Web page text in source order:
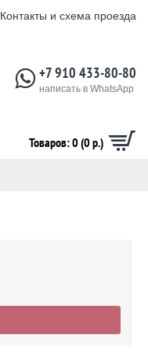
Контакты и схема проезда
+7 910 433-80-80
написать в WhatsApp
Товаров: 0 (0 р.)